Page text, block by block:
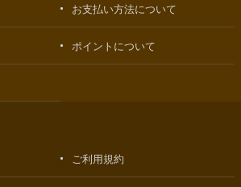
お支払い方法について
ポイントについて
ご利用規約